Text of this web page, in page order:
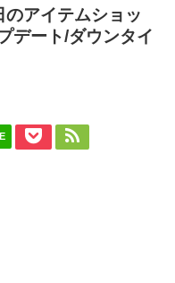
のアイテムショッ
デート/ダウンタイ